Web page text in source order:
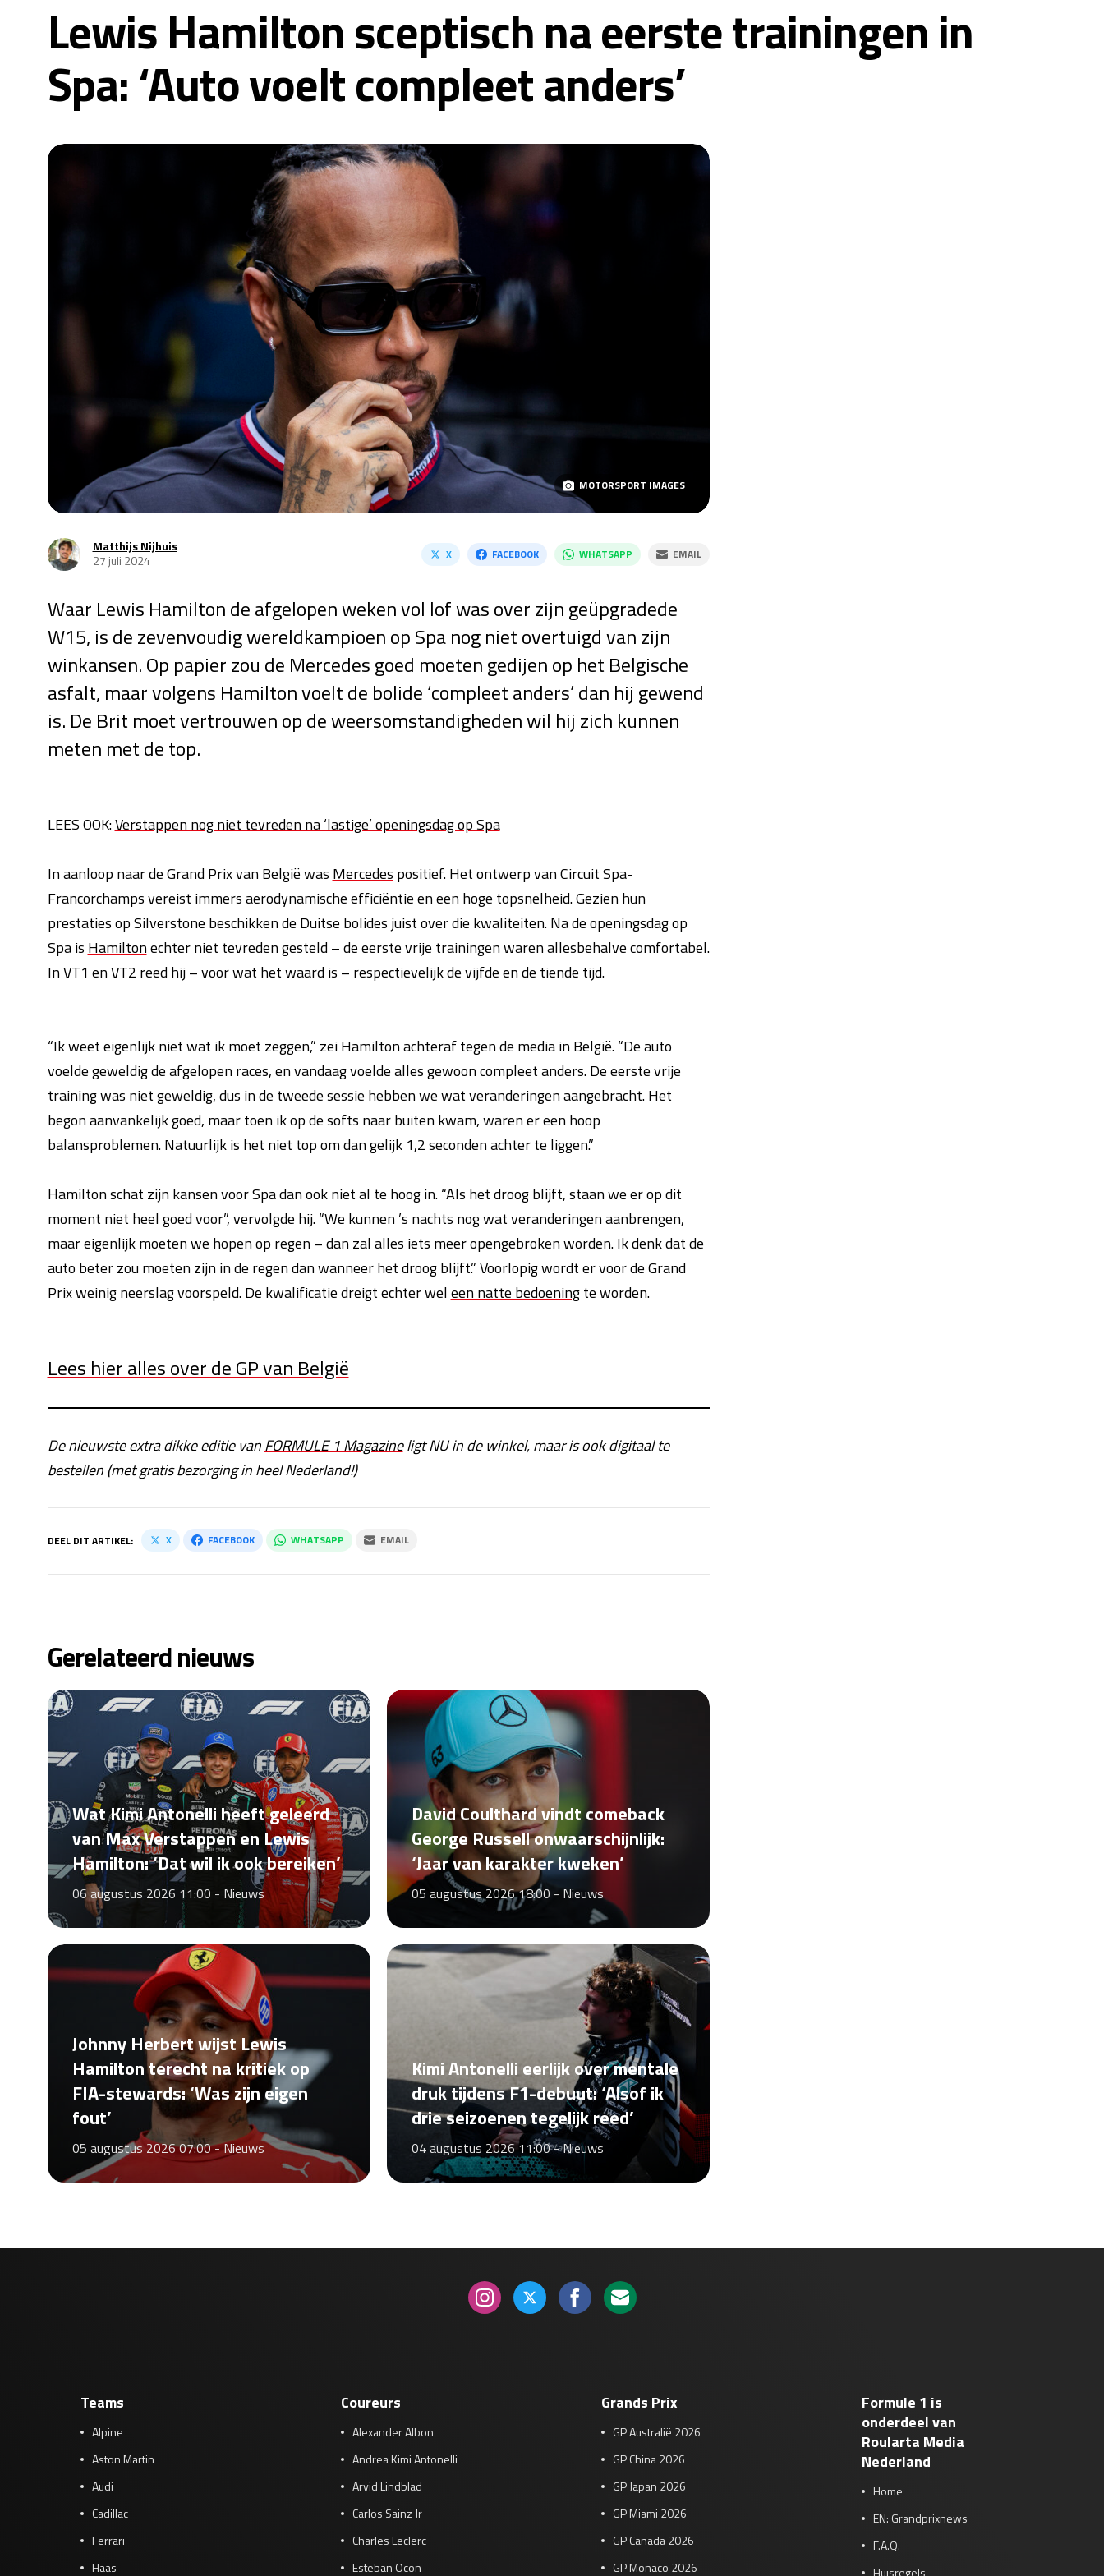
Lewis Hamilton sceptisch na eerste trainingen in
Spa: ‘Auto voelt compleet anders’
MOTORSPORT IMAGES
Matthijs Nijhuis
27 juli 2024
X FACEBOOK WHATSAPP EMAIL
Waar Lewis Hamilton de afgelopen weken vol lof was over zijn geüpgradede
W15, is de zevenvoudig wereldkampioen op Spa nog niet overtuigd van zijn
winkansen. Op papier zou de Mercedes goed moeten gedijen op het Belgische
asfalt, maar volgens Hamilton voelt de bolide ‘compleet anders’ dan hij gewend
is. De Brit moet vertrouwen op de weersomstandigheden wil hij zich kunnen
meten met de top.
LEES OOK:Verstappen nog niet tevreden na ‘lastige’ openingsdag op Spa
In aanloop naar de Grand Prix van België was Mercedes positief. Het ontwerp van Circuit Spa-
Francorchamps vereist immers aerodynamische efficiëntie en een hoge topsnelheid. Gezien hun
prestaties op Silverstone beschikken de Duitse bolides juist over die kwaliteiten. Na de openingsdag op
Spa is Hamiltonechter niet tevreden gesteld – de eerste vrije trainingen waren allesbehalve comfortabel.
In VT1 en VT2 reed hij – voor wat het waard is – respectievelijk de vijfde en de tiende tijd.
“Ik weet eigenlijk niet wat ik moet zeggen,” zei Hamilton achteraf tegen de media in België. “De auto
voelde geweldig de afgelopen races, en vandaag voelde alles gewoon compleet anders. De eerste vrije
training was niet geweldig, dus in de tweede sessie hebben we wat veranderingen aangebracht. Het
begon aanvankelijk goed, maar toen ik op de softs naar buiten kwam, waren er een hoop
balansproblemen. Natuurlijk is het niet top om dan gelijk 1,2 seconden achter te liggen.”
Hamilton schat zijn kansen voor Spa dan ook niet al te hoog in. “Als het droog blijft, staan we er op dit
moment niet heel goed voor”, vervolgde hij. “We kunnen ’s nachts nog wat veranderingen aanbrengen,
maar eigenlijk moeten we hopen op regen – dan zal alles iets meer opengebroken worden. Ik denk dat de
auto beter zou moeten zijn in de regen dan wanneer het droog blijft.” Voorlopig wordt er voor de Grand
Prix weinig neerslag voorspeld. De kwalificatie dreigt echter weleen natte bedoeningte worden.
Lees hier alles over de GP van België
De nieuwste extra dikke editie vanFORMULE 1 Magazineligt NU in de winkel, maar is ook digitaal te
bestellen (met gratis bezorging in heel Nederland!)
DEEL DIT ARTIKEL: X FACEBOOK WHATSAPP EMAIL
Gerelateerd nieuws
Wat Kimi Antonelli heeft geleerd
van Max Verstappen en Lewis
Hamilton: ‘Dat wil ik ook bereiken’
06 augustus 2026 11:00 - Nieuws
David Coulthard vindt comeback
George Russell onwaarschijnlijk:
‘Jaar van karakter kweken’
05 augustus 2026 18:00 -Nieuws
Johnny Herbert wijst Lewis
Hamilton terecht na kritiek op
FIA-stewards: ‘Was zijn eigen
fout’
05 augustus 2026 07:00 -Nieuws
Kimi Antonelli eerlijk over mentale
druk tijdens F1-debuut: ‘Alsof ik
drie seizoenen tegelijk reed’
04 augustus 2026 11:00 -Nieuws
Teams
Alpine
Aston Martin
Audi
Cadillac
Ferrari
Haas
Coureurs
Alexander Albon
Andrea Kimi Antonelli
Arvid Lindblad
Carlos Sainz Jr
Charles Leclerc
Esteban Ocon
Grands Prix
GP Australië 2026
GP China 2026
GP Japan 2026
GP Miami 2026
GP Canada 2026
GP Monaco 2026
Formule 1 is
onderdeel van
Roularta Media
Nederland
Home
EN: Grandprixnews
F.A.Q.
Huisregels